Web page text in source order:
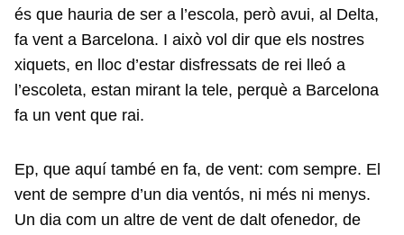
és que hauria de ser a l’escola, però avui, al Delta,
fa vent a Barcelona. I això vol dir que els nostres
xiquets, en lloc d’estar disfressats de rei lleó a
l’escoleta, estan mirant la tele, perquè a Barcelona
fa un vent que rai.
Ep, que aquí també en fa, de vent: com sempre. El
vent de sempre d’un dia ventós, ni més ni menys.
Un dia com un altre de vent de dalt ofenedor, de